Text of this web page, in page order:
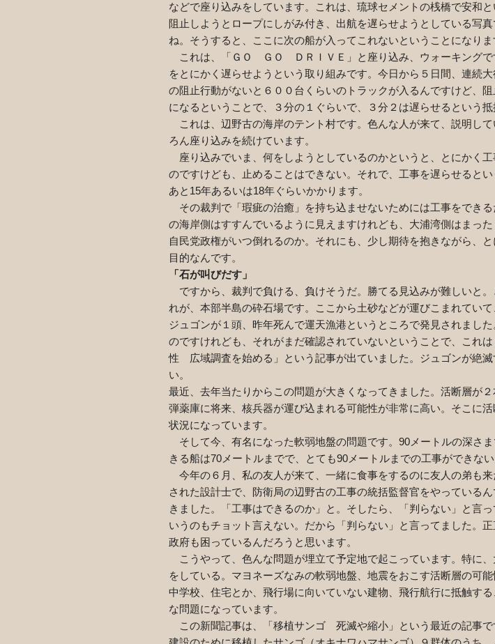
などで座り込みをしています。これは、琉球セメントの桟橋で安和
阻止しようとロープにしがみ付き、出航を遅らせようとしている写
ね。そうすると、ここに次の船が入ってこれないということになりま
これは、「ＧＯ ＧＯ ＤＲＩＶＥ」と座り込み、ウォーキングで
をとにかく遅らせようという取り組みです。今日から５日間、連続
の阻止行動がないと６００台くらいのトラックが入るんですけど、
になるということで、３分の１ぐらいで、３分２は遅らせるという抵
これは、辺野古の海岸のテント村です。色んな人が来て、説明し
ろん座り込みを続けています。
座り込みでいま、何をしようとしているのかというと、とにかく
のですけども、止めることはできない。それで、工事を遅らせると
あと 15年あるいは18年ぐらいかかります。
その裁判で「瑕疵の治癒」を持ち込ませないためには工事をでき
の海岸側はすすんでいるように見えますけれども、大浦湾側はまっ
自民党政権がいつ倒れるのか。それにも、少し期待を抱きながら、
目的なんです。
「石が叫びだす」
ですから、裁判で負ける、負けそうだ。勝てる見込みが難しいと
れが、本部半島の砕石場です。ここから土砂などが運びこまれていて
ジュゴンが１頭、昨年死んで運天漁港というところで発見されまし
のですけれども、それがまだ確認されていないということで、これ
性 広域調査を始める」という記事が出ていました。ジュゴンが絶
い。
最近、去年当たりからこの問題が大きくなってきました。活断層が
弾薬庫に将来、核兵器が運び込まれる可能性が非常に高い。そこに
状況になっています。
そして今、有名になった軟弱地盤の問題です。 90 メートルの深さ
きる船は70 メートルまでで、とても90 メートルまでの工事ができない
今年の６月、私の友人が来て、一緒に食事をするのに友人の弟も
された設計士で、防衛局の辺野古の工事の統括監督官をやっている
きました。「工事はできるのか」と。そしたら、「判らない」と言
いうのもチョット言えない。だから「判らない」と言ってました。
政府も困っているんだろうと思います。
こうやって、色んな問題が埋立て予定地で起こっています。特に
をしている。マヨネーズなみの軟弱地盤、地震をおこす活断層の可
中学校、住宅とか、飛行場に向いていない建物、飛行航行に抵触す
な問題になっています。
この新聞記事は、「移植サンゴ 死滅や縮小」という最近の記事で